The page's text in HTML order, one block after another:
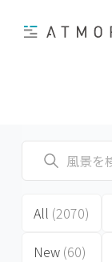
All (2070)
New (60)